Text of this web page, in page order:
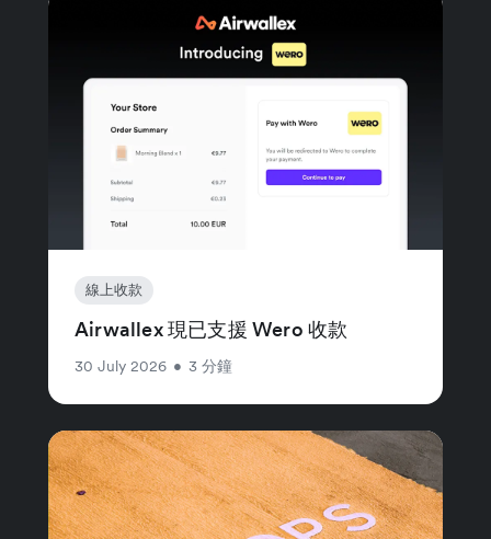
線上收款
Airwallex 現已支援 Wero 收款
30 July 2026 • 3 分鐘